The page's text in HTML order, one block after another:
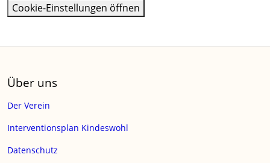
Cookie-Einstellungen öffnen
Über uns
Der Verein
Interventionsplan Kindeswohl
Datenschutz